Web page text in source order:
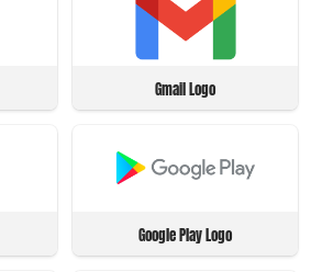
Gmail Logo
Google Play Logo